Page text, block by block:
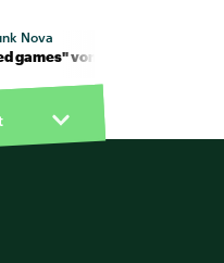
Nova
von The Weeknd · "Wicked